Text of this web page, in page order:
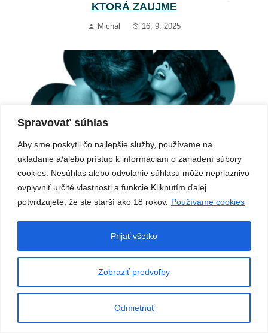
Spravovať súhlas
Aby sme poskytli čo najlepšie služby, používame na
ukladanie a/alebo prístup k informáciám o zariadení súbory
cookies. Nesúhlas alebo odvolanie súhlasu môže nepriaznivo
ovplyvniť určité vlastnosti a funkcie.Kliknutím ďalej
potvrdzujete, že ste starší ako 18 rokov. Používame cookies
Zobraziť predvoľby
Odmietnuť
Prijať všetko
KTORÁ ZAUJME
Michal 16. 9. 2025
2025)
Michal 10. 7. 2025